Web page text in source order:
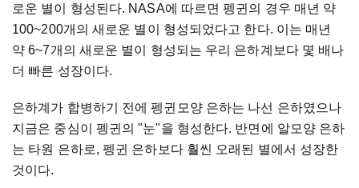
로운 별이 형성된다. NASA에 따르면 펭귄의 경우 매년 약
100~200개의 새로운 별이 형성되었다고 한다. 이는 매년
약 6~7개의 새로운 별이 형성되는 우리 은하계보다 몇 배나
더 빠른 성장이다.
은하계가 합병하기 전에 펭귄모양 은하는 나선 은하였으나
지금은 중심이 펭귄의 "눈"을 형성한다. 반면에 알모양 은하
는 타원 은하로, 펭귄 은하보다 훨씬 오래된 별에서 성장한
것이다.